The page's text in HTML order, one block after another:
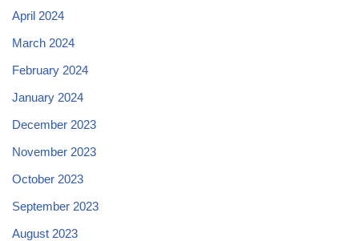
April 2024
March 2024
February 2024
January 2024
December 2023
November 2023
October 2023
September 2023
August 2023